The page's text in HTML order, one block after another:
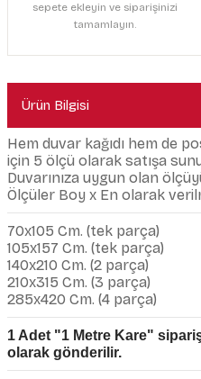
sepete ekleyin ve siparişinizi
tamamlayın.
Ürün Bilgisi
Hem duvar kağıdı hem de
için 5 ölçü olarak satışa
Duvarınıza uygun olan
Ölçüler Boy x En olarak
70x105 Cm. (tek parça)
105x157 Cm. (tek parça)
140x210 Cm. (2 parça)
210x315 Cm. (3 parça)
285x420 Cm. (4 parça)
1 Adet "1 Metre Kare"
olarak gönderilir.